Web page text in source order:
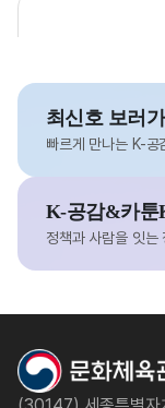
최신호 보러가
빠르게 만나는 K-공
K-공감&카툰
정책과 사람을 잇는